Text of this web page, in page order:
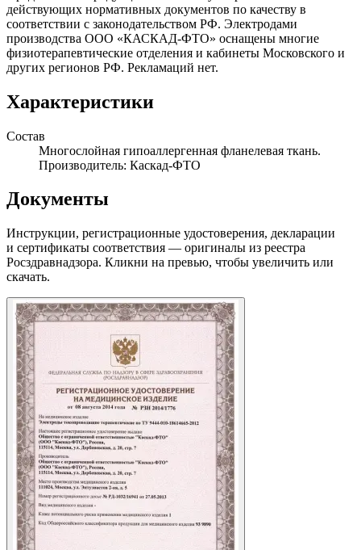
действующих нормативных документов по качеству в
соответствии с законодательством РФ. Электродами
производства ООО «КАСКАД-ФТО» оснащены многие
физиотерапевтические отделения и кабинеты Московского и
других регионов РФ. Рекламаций нет.
Характеристики
Состав
Многослойная гипоаллергенная фланелевая ткань.
Производитель: Каскад-ФТО
Документы
Инструкции, регистрационные удостоверения, декларации
и сертификаты соответствия — оригиналы из реестра
Росздравнадзора. Кликни на превью, чтобы увеличить или
скачать.